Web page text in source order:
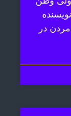
در